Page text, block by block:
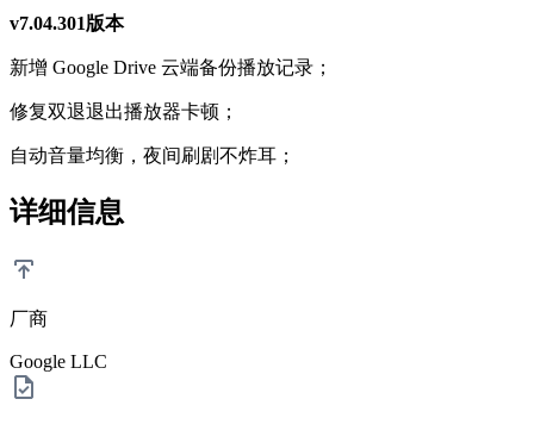
v7.04.301版本
新增 Google Drive 云端备份播放记录；
修复双退退出播放器卡顿；
自动音量均衡，夜间刷剧不炸耳；
详细信息
厂商
Google LLC